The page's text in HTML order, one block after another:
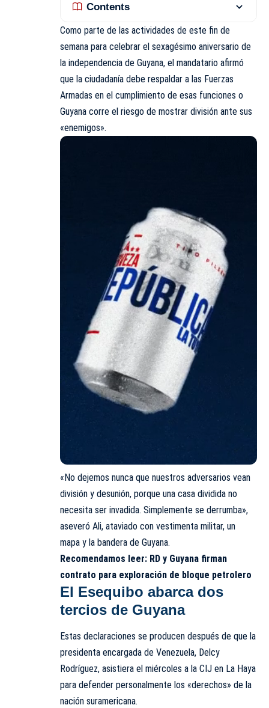
Contents
Como parte de las actividades de este fin de
semana para celebrar el sexagésimo aniversario de
la independencia de Guyana, el mandatario afirmó
que la ciudadanía debe respaldar a las Fuerzas
Armadas en el cumplimiento de esas funciones o
Guyana corre el riesgo de mostrar división ante sus
«enemigos».
«No dejemos nunca que nuestros adversarios vean
división y desunión, porque una casa dividida no
necesita ser invadida. Simplemente se derrumba»,
aseveró Ali, ataviado con vestimenta militar, un
mapa y la bandera de Guyana.
Recomendamos leer: RD y Guyana firman
contrato para exploración de bloque petrolero
El Esequibo abarca dos
tercios de Guyana
Estas declaraciones se producen después de que la
presidenta encargada de Venezuela, Delcy
Rodríguez, asistiera el miércoles a la CIJ en La Haya
para defender personalmente los «derechos» de la
nación suramericana.